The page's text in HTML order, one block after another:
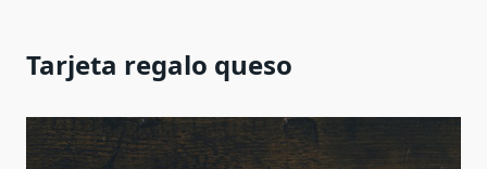
Tarjeta regalo queso